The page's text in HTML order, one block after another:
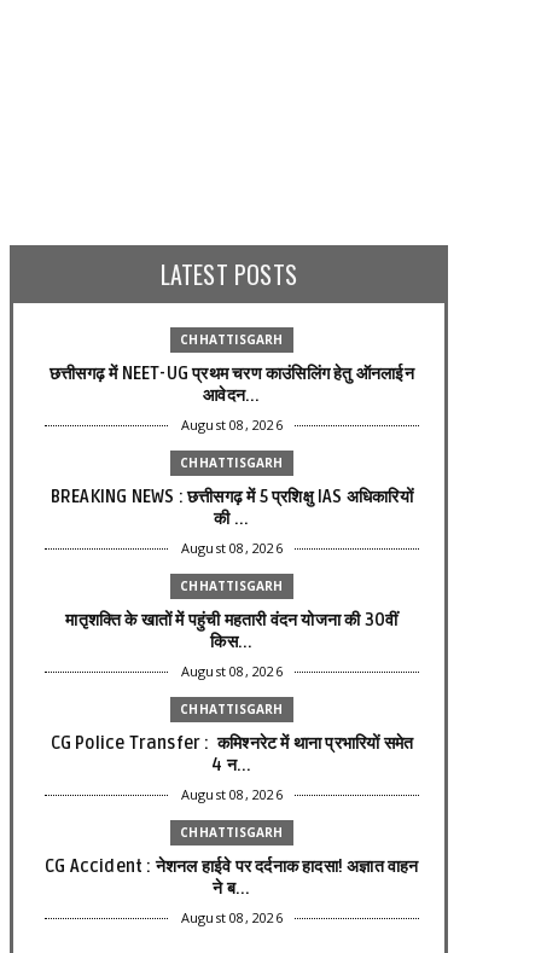
शाहरुख खान
LATEST POSTS
CHHATTISGARH
छत्तीसगढ़ में NEET-UG प्रथम चरण काउंसिलिंग हेतु ऑनलाईन
आवेदन...
August 08, 2026
CHHATTISGARH
BREAKING NEWS : छत्तीसगढ़ में 5 प्रशिक्षु IAS अधिकारियों
की ...
August 08, 2026
CHHATTISGARH
मातृशक्ति के खातों में पहुंची महतारी वंदन योजना की 30वीं
किस...
August 08, 2026
CHHATTISGARH
CG Police Transfer : कमिश्नरेट में थाना प्रभारियों समेत
4 न...
August 08, 2026
CHHATTISGARH
CG Accident : नेशनल हाईवे पर दर्दनाक हादसा! अज्ञात वाहन
ने ब...
August 08, 2026